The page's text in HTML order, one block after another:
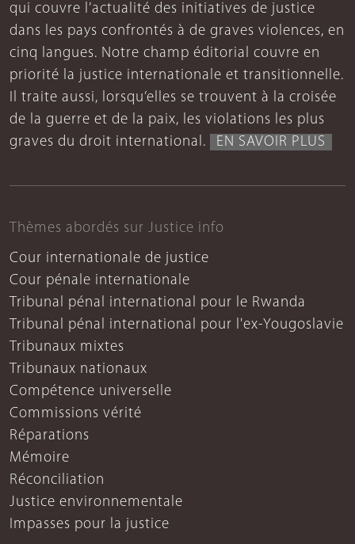
qui couvre l’actualité des initiatives de justice
dans les pays confrontés à de graves violences, en
cinq langues. Notre champ éditorial couvre en
priorité la justice internationale et transitionnelle.
Il traite aussi, lorsqu’elles se trouvent à la croisée
de la guerre et de la paix, les violations les plus
graves du droit international.
EN SAVOIR PLUS
Thèmes abordés sur Justice info
Cour internationale de justice
Cour pénale internationale
Tribunal pénal international pour le Rwanda
Tribunal pénal international pour l'ex-Yougoslavie
Tribunaux mixtes
Tribunaux nationaux
Compétence universelle
Commissions vérité
Réparations
Mémoire
Réconciliation
Justice environnementale
Impasses pour la justice